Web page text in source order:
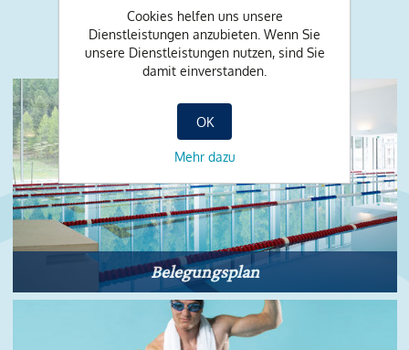
interessieren:
Belegungsplan
Cookies helfen uns unsere
Dienstleistungen anzubieten. Wenn Sie
unsere Dienstleistungen nutzen, sind Sie
damit einverstanden.
OK
Mehr dazu